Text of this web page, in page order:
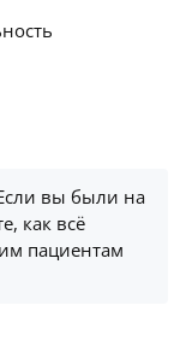
вы были на
как всё
пациентам